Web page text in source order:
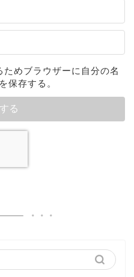
めブラウザーに自分の名
保存する。